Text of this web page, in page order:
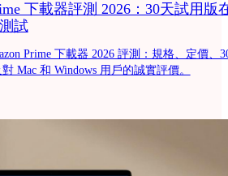
下載器評測 2026：30天試用版
試
Prime 下載器 2026 評測：規格、定價、
Mac 和 Windows 用戶的誠實評價。